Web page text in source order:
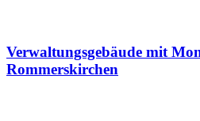
Verwaltungsgebäude mit
Rommerskirchen